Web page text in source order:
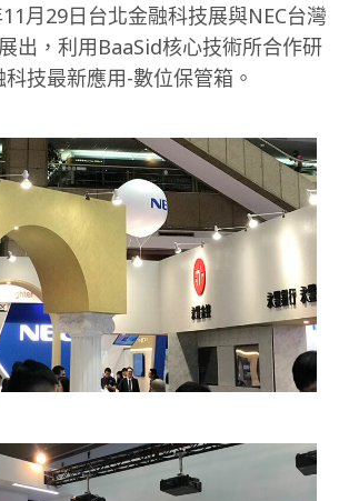
月29日台北金融科技展與NEC台灣
出，利用BaaSid核心技術所合作研
技最新應用-數位保管箱。